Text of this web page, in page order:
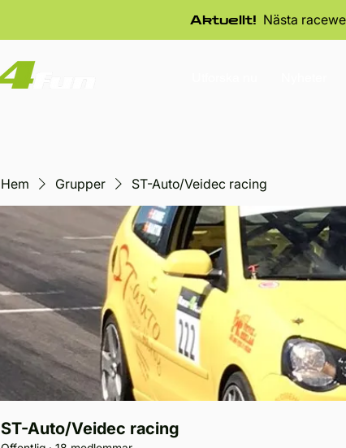
Aktuellt! Nästa
Hem Grupper ST-Auto/Veidec racing
ST-Auto/Veidec racing